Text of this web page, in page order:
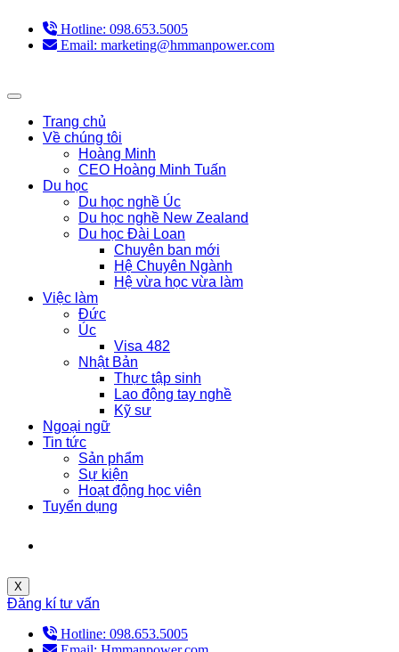
Hotline: 098.653.5005
Email: marketing@hmmanpower.com
Trang chủ
Về chúng tôi
Hoàng Minh
CEO Hoàng Minh Tuấn
Du học
Du học nghề Úc
Du học nghề New Zealand
Du học Đài Loan
Chuyên ban mới
Hệ Chuyên Ngành
Hệ vừa học vừa làm
Việc làm
Đức
Úc
Visa 482
Nhật Bản
Thực tập sinh
Lao động tay nghề
Kỹ sư
Ngoại ngữ
Tin tức
Sản phẩm
Sự kiện
Hoạt động học viên
Tuyển dụng
X
Đăng kí tư vấn
Hotline: 098.653.5005